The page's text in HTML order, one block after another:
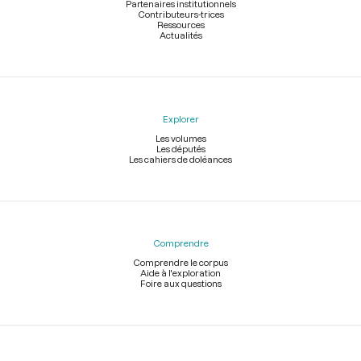
Partenaires institutionnels
Contributeurs-trices
Ressources
Actualités
Explorer
Les volumes
Les députés
Les cahiers de doléances
Comprendre
Comprendre le corpus
Aide à l'exploration
Foire aux questions